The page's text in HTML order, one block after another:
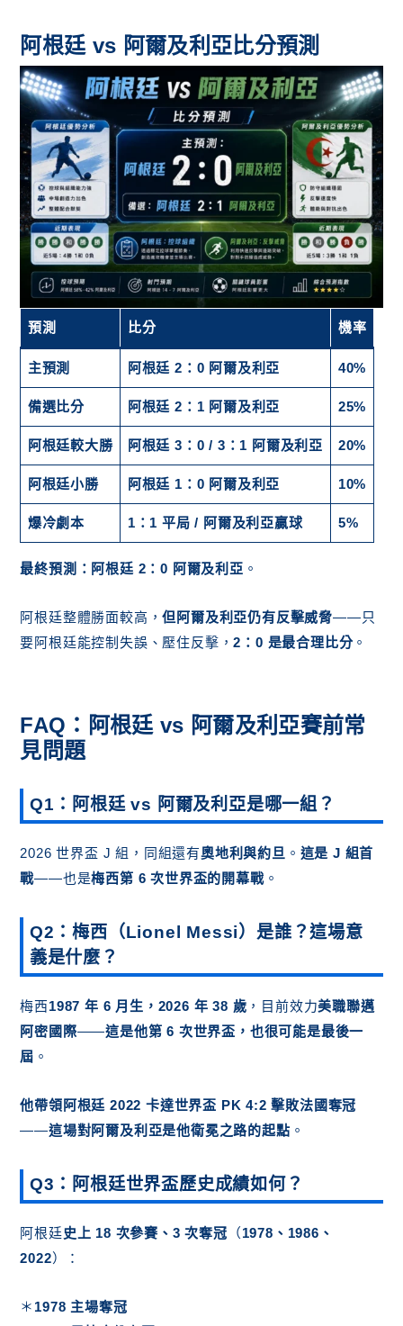
阿根廷 vs 阿爾及利亞比分預測
預測 比分 機率
主預測 阿根廷 2：0 阿爾及利亞 40%
備選比分 阿根廷 2：1 阿爾及利亞 25%
阿根廷較大勝 阿根廷 3：0 / 3：1 阿爾及利亞 20%
阿根廷小勝 阿根廷 1：0 阿爾及利亞 10%
爆冷劇本 1：1 平局 / 阿爾及利亞贏球 5%
最終預測：阿根廷 2：0 阿爾及利亞 。
阿根廷整體勝面較高，但阿爾及利亞仍有反擊威脅——只
要阿根廷能控制失誤、壓住反擊，2：0 是最合理比分。
FAQ：阿根廷 vs 阿爾及利亞賽前常
見問題
Q1：阿根廷 vs 阿爾及利亞是哪一組？
2026 世界盃 J 組，同組還有奧地利與約旦 。 這是 J 組首
戰——也是梅西第 6 次世界盃的開幕戰。
Q2：梅西（Lionel Messi）是誰？這場意
義是什麼？
梅西1987 年 6 月生，2026 年 38 歲 ，目前效力美職聯邁
阿密國際——這是他第 6 次世界盃，也很可能是最後一
屆 。
他帶領阿根廷 2022 卡達世界盃 PK 4:2 擊敗法國奪冠
——這場對阿爾及利亞是他衛冕之路的起點 。
Q3：阿根廷世界盃歷史成績如何？
阿根廷史上 18 次參賽、3 次奪冠 （1978、1986、
2022）：
＊ 1978 主場奪冠